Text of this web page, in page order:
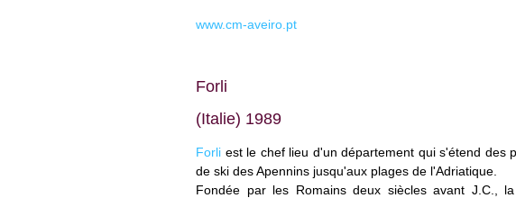
www.cm-aveiro.pt
Forli
(Italie) 1989
Forli est le chef lieu d'un département qui s'étend des
de ski des Apennins jusqu'aux plages de l'Adriatique.
Fondée par les Romains deux siècles avant J.C.,